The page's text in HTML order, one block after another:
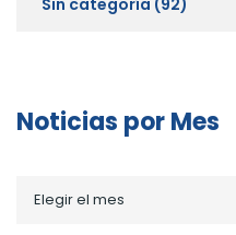
Noticias por Mes
porElegir el mes